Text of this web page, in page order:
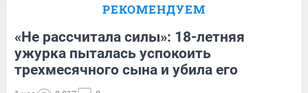
РЕКОМЕНДУЕМ
«Не рассчитала силы»: 18-летняя
ужурка пыталась успокоить
трехмесячного сына и убила его